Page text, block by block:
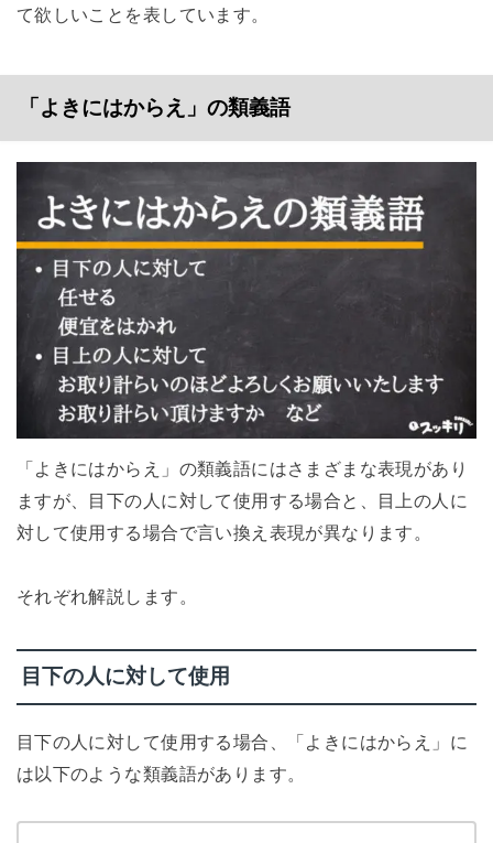
て欲しいことを表しています。
「よきにはからえ」の類義語
「よきにはからえ」の類義語にはさまざまな表現があり
ますが、目下の人に対して使用する場合と、目上の人に
対して使用する場合で言い換え表現が異なります。
それぞれ解説します。
目下の人に対して使用
目下の人に対して使用する場合、「よきにはからえ」に
は以下のような類義語があります。